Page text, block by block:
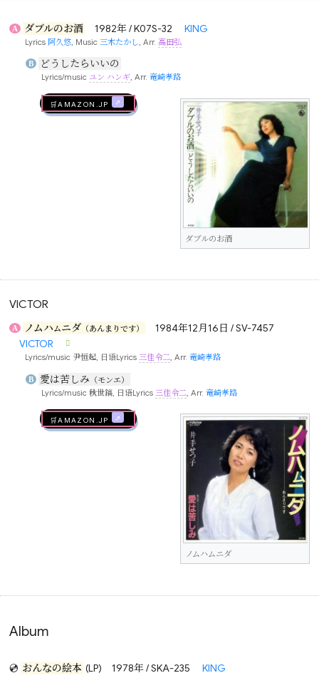
A ダブルのお酒 1982年 / K07S-32 KING
Lyrics 阿久悠, Music三木たかし, Arr.高田弘
B どうしたらいいの
Lyrics/music ユン ハンギ, Arr. 竜崎孝路
ダブルのお酒
🛒AMAZON.jp
VICTOR
A ノムハムニダ （あんまりです）
1984年12月16日 / SV-7457
VICTOR
Lyrics/music 尹恒起, 日语Lyrics三佳令二, Arr.竜崎孝路
B 愛は苦しみ（モンエ）
Lyrics/music 秋世鎬, 日语Lyrics 三佳令二, Arr. 竜崎孝路
ノムハムニダ
🛒AMAZON.jp
Album
💿 おんなの絵本 (LP)1978年 / SKA-235
KING